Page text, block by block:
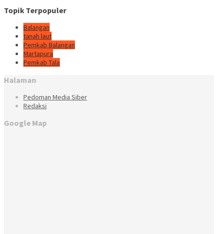
Topik Terpopuler
Balangan
tanah laut
Pemkab Balangan
Martapura
Pemkab Tala
Halaman
Pedoman Media Siber
Redaksi
Google Map